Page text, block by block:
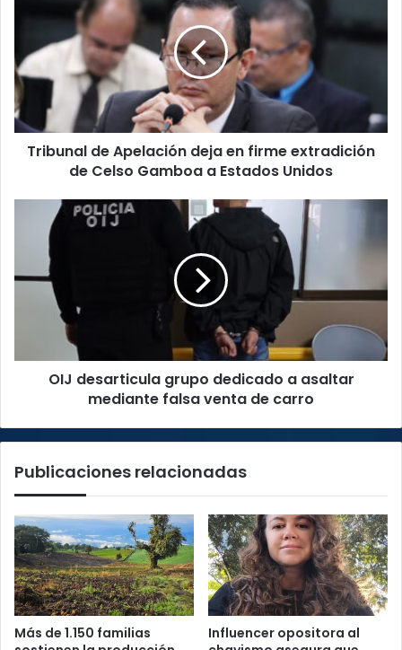
en
firme
extradición
de
Celso
Gamboa
Tribunal de Apelación deja en firme extradición
de Celso Gamboa a Estados Unidos
desarticula
dedicado
a
mediante
venta
OIJ desarticula grupo dedicado a asaltar
mediante falsa venta de carro
Publicaciones relacionadas
Más de 1.150 familias
Influencer opositora al